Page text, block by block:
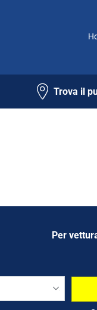
Trova il
Per